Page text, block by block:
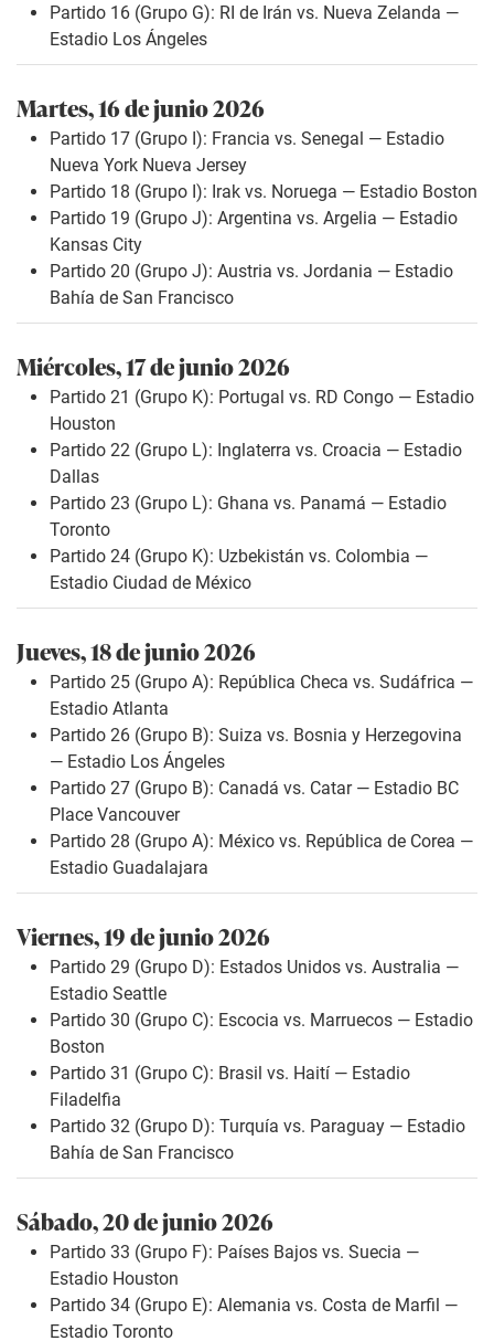
Partido 16 (Grupo G): RI de Irán vs. Nueva Zelanda —
Estadio Los Ángeles
Martes, 16 de junio 2026
Partido 17 (Grupo I): Francia vs. Senegal — Estadio
Nueva York Nueva Jersey
Partido 18 (Grupo I): Irak vs. Noruega — Estadio Boston
Partido 19 (Grupo J): Argentina vs. Argelia — Estadio
Kansas City
Partido 20 (Grupo J): Austria vs. Jordania — Estadio
Bahía de San Francisco
Miércoles, 17 de junio 2026
Partido 21 (Grupo K): Portugal vs. RD Congo — Estadio
Houston
Partido 22 (Grupo L): Inglaterra vs. Croacia — Estadio
Dallas
Partido 23 (Grupo L): Ghana vs. Panamá — Estadio
Toronto
Partido 24 (Grupo K): Uzbekistán vs. Colombia —
Estadio Ciudad de México
Jueves, 18 de junio 2026
Partido 25 (Grupo A): República Checa vs. Sudáfrica —
Estadio Atlanta
Partido 26 (Grupo B): Suiza vs. Bosnia y Herzegovina
— Estadio Los Ángeles
Partido 27 (Grupo B): Canadá vs. Catar — Estadio BC
Place Vancouver
Partido 28 (Grupo A): México vs. República de Corea —
Estadio Guadalajara
Viernes, 19 de junio 2026
Partido 29 (Grupo D): Estados Unidos vs. Australia —
Estadio Seattle
Partido 30 (Grupo C): Escocia vs. Marruecos — Estadio
Boston
Partido 31 (Grupo C): Brasil vs. Haití — Estadio
Filadelfia
Partido 32 (Grupo D): Turquía vs. Paraguay — Estadio
Bahía de San Francisco
Sábado, 20 de junio 2026
Partido 33 (Grupo F): Países Bajos vs. Suecia —
Estadio Houston
Partido 34 (Grupo E): Alemania vs. Costa de Marfil —
Estadio Toronto